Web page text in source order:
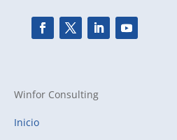
Winfor Consulting
Inicio